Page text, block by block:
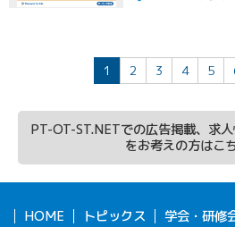
1 2 3 4 5
PT-OT-ST.NETでの広告掲載、求
をお考えの方はこ
HOME トピックス 学会・研修